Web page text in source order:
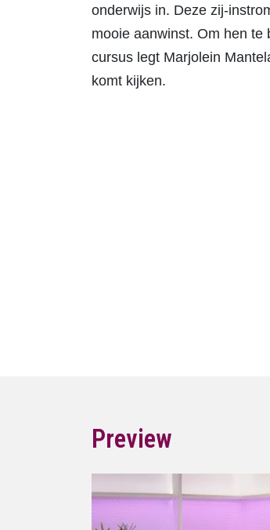
onderwijs in. Deze zij-
mooie aanwinst. Om hen
cursus legt Marjolein
komt kijken.
Preview